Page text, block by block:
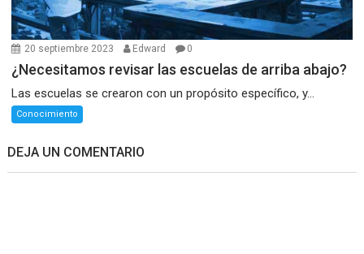
20 septiembre 2023 Edward 0
¿Necesitamos revisar las escuelas de arriba abajo?
Las escuelas se crearon con un propósito específico, y...
Conocimiento
DEJA UN COMENTARIO